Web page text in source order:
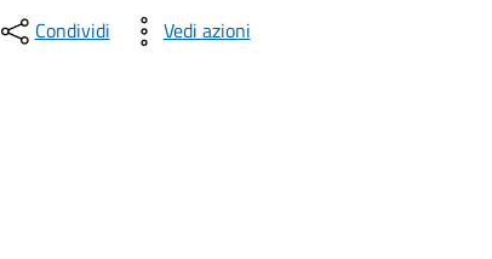
Condividi Vedi azioni